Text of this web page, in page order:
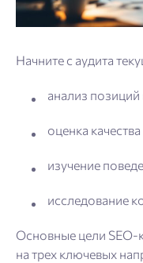
Начните с аудита
анализ
оценка
изучение
исследование
Основные цели
на трех ключевых